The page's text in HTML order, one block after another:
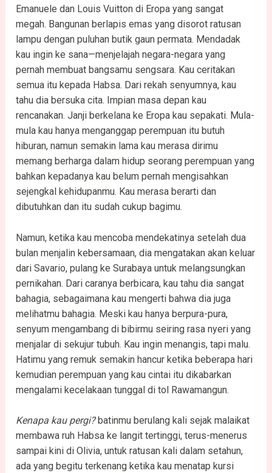
Emanuele dan Louis Vuitton di Eropa yang sangat
megah. Bangunan berlapis emas yang disorot ratusan
lampu dengan puluhan butik gaun permata. Mendadak
kau ingin ke sana—menjelajah negara-negara yang
pernah membuat bangsamu sengsara. Kau ceritakan
semua itu kepada Habsa. Dari rekah senyumnya, kau
tahu dia bersuka cita. Impian masa depan kau
rencanakan. Janji berkelana ke Eropa kau sepakati. Mula-
mula kau hanya menganggap perempuan itu butuh
hiburan, namun semakin lama kau merasa dirimu
memang berharga dalam hidup seorang perempuan yang
bahkan kepadanya kau belum pernah mengisahkan
sejengkal kehidupanmu. Kau merasa berarti dan
dibutuhkan dan itu sudah cukup bagimu.
Namun, ketika kau mencoba mendekatinya setelah dua
bulan menjalin kebersamaan, dia mengatakan akan keluar
dari Savario, pulang ke Surabaya untuk melangsungkan
pernikahan. Dari caranya berbicara, kau tahu dia sangat
bahagia, sebagaimana kau mengerti bahwa dia juga
melihatmu bahagia. Meski kau hanya berpura-pura,
senyum mengambang di bibirmu seiring rasa nyeri yang
menjalar di sekujur tubuh. Kau ingin menangis, tapi malu.
Hatimu yang remuk semakin hancur ketika beberapa hari
kemudian perempuan yang kau cintai itu dikabarkan
mengalami kecelakaan tunggal di tol Rawamangun.
Kenapa kau pergi?batinmu berulang kali sejak malaikat
membawa ruh Habsa ke langit tertinggi, terus-menerus
sampai kini di Olivia, untuk ratusan kali dalam setahun,
ada yang begitu terkenang ketika kau menatap kursi